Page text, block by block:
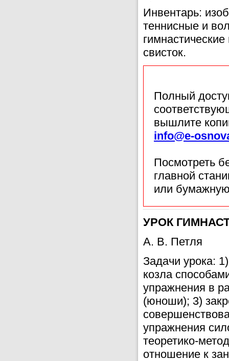
Инвентарь:
теннисные и
свисток.
Полный
вышлите
info@e-
Посмотреть
главной
или
УРОК
А. В. Петля
Задачи урока:
козла
упражнения в
(юноши); 3)
упражнения
теоретико-
отношение к